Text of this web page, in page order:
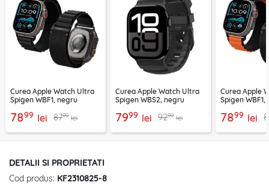
Curea Apple Watch Ultra
Spigen WBF1, negru
7899 lei 8799 lei
Curea Apple Watch Ultra
Spigen WBS2, negru
7999 lei 9299 lei
Curea Apple
Spigen
7899 lei
DETALII SI PROPRIETATI
Cod produs: KF2310825-8